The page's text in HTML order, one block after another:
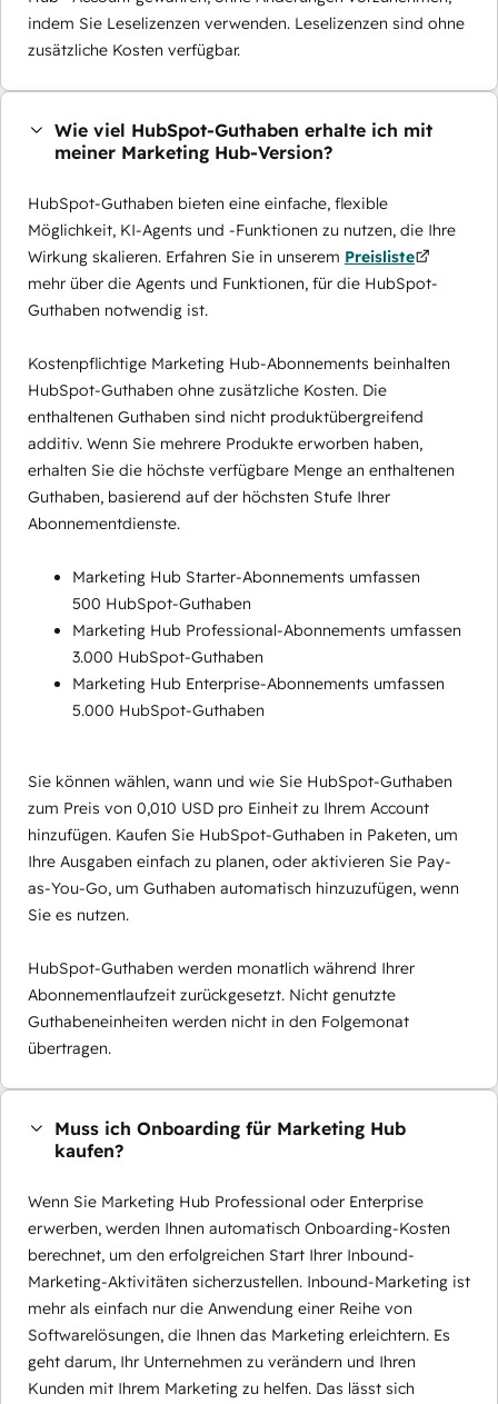
indem Sie Leselizenzen verwenden. Leselizenzen sind ohne
zusätzliche Kosten verfügbar.
Wie viel HubSpot-Guthaben erhalte ich mit
meiner Marketing Hub-Version?
HubSpot-Guthaben bieten eine einfache, flexible
Möglichkeit, KI-Agents und -Funktionen zu nutzen, die Ihre
Wirkung skalieren. Erfahren Sie in unserem Preisliste
mehr über die Agents und Funktionen, für die HubSpot-
Guthaben notwendig ist.
Kostenpflichtige Marketing Hub-Abonnements beinhalten
HubSpot-Guthaben ohne zusätzliche Kosten. Die
enthaltenen Guthaben sind nicht produktübergreifend
additiv. Wenn Sie mehrere Produkte erworben haben,
erhalten Sie die höchste verfügbare Menge an enthaltenen
Guthaben, basierend auf der höchsten Stufe Ihrer
Abonnementdienste.
Marketing Hub Starter-Abonnements umfassen
500 HubSpot-Guthaben
Marketing Hub Professional-Abonnements umfassen
3.000 HubSpot-Guthaben
Marketing Hub Enterprise-Abonnements umfassen
5.000 HubSpot-Guthaben
Sie können wählen, wann und wie Sie HubSpot-Guthaben
zum Preis von 0,010 USD pro Einheit zu Ihrem Account
hinzufügen. Kaufen Sie HubSpot-Guthaben in Paketen, um
Ihre Ausgaben einfach zu planen, oder aktivieren Sie Pay-
as-You-Go, um Guthaben automatisch hinzuzufügen, wenn
Sie es nutzen.
HubSpot-Guthaben werden monatlich während Ihrer
Abonnementlaufzeit zurückgesetzt. Nicht genutzte
Guthabeneinheiten werden nicht in den Folgemonat
übertragen.
Muss ich Onboarding für Marketing Hub
kaufen?
Wenn Sie Marketing Hub Professional oder Enterprise
erwerben, werden Ihnen automatisch Onboarding-Kosten
berechnet, um den erfolgreichen Start Ihrer Inbound-
Marketing-Aktivitäten sicherzustellen. Inbound-Marketing ist
mehr als einfach nur die Anwendung einer Reihe von
Softwarelösungen, die Ihnen das Marketing erleichtern. Es
geht darum, Ihr Unternehmen zu verändern und Ihren
Kunden mit Ihrem Marketing zu helfen. Das lässt sich